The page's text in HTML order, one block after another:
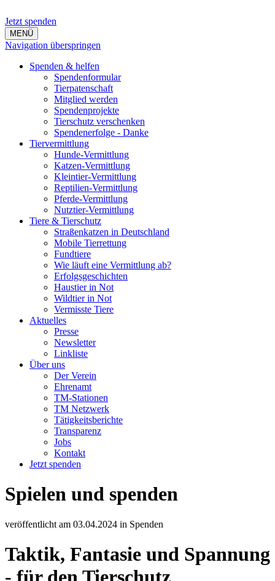
Jetzt spenden
MENÜ
Navigation überspringen
Spenden & helfen
Spendenformular
Tierpatenschaft
Mitglied werden
Spendenprojekte
Tierschutz verschenken
Spendenerfolge - Danke
Tiervermittlung
Hunde-Vermittlung
Katzen-Vermittlung
Kleintier-Vermittlung
Reptilien-Vermittlung
Pferde-Vermittlung
Nutztier-Vermittlung
Tiere & Tierschutz
Straßenkatzen in Deutschland
Mobile Tierrettung
Fundtiere
Wie läuft eine Vermittlung ab?
Erfolgsgeschichten
Haustier in Not
Wildtier in Not
Vermisste Tiere
Aktuelles
Presse
Newsletter
Linkliste
Über uns
Der Verein
Ehrenamt
TM-Stationen
TM Netzwerk
Tätigkeitsberichte
Transparenz
Jobs
Kontakt
Jetzt spenden
Spielen und spenden
veröffentlicht am 03.04.2024 in Spenden
Taktik, Fantasie und Spannung